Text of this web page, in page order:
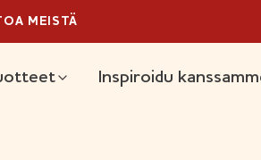
MEISTÄ
Inspiroidu